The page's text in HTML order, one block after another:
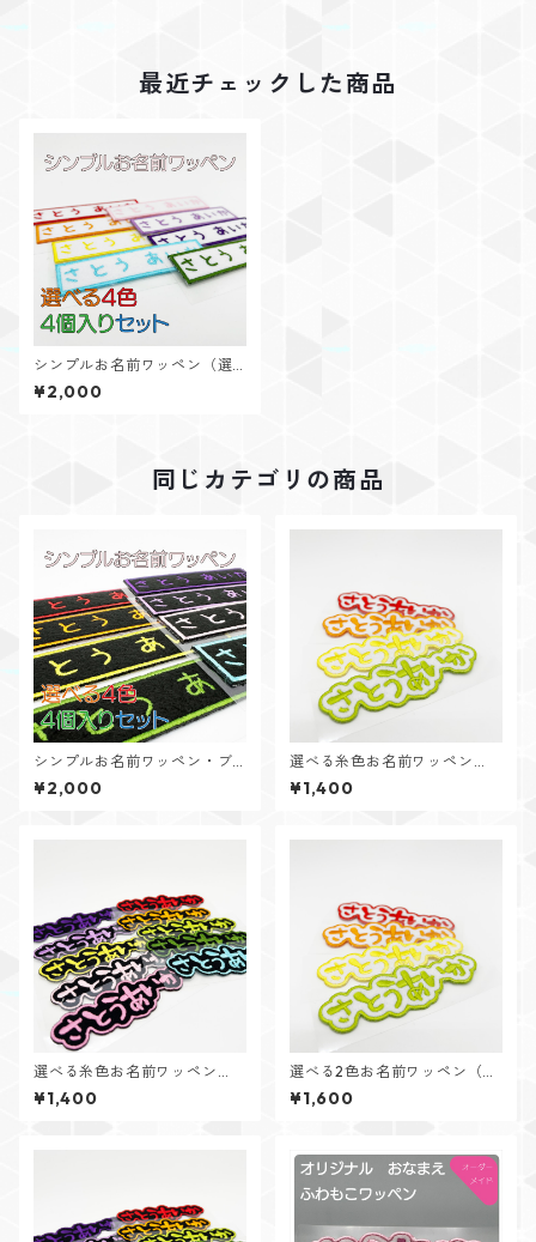
最近チェックした商品
シンプルお名前ワッペン（選
べる４色４個入り）
¥2,000
同じカテゴリの商品
シンプルお名前ワッペン・ブ
ラック（４個入り）
¥2,000
選べる糸色お名前ワッペン
（ホワイトフェルト・1個入
り）
¥1,400
選べる糸色お名前ワッペン
（ブラックフェルト・1個入
り）
¥1,400
選べる2色お名前ワッペン（ホ
ワイトフェルト・2個入り）
¥1,600